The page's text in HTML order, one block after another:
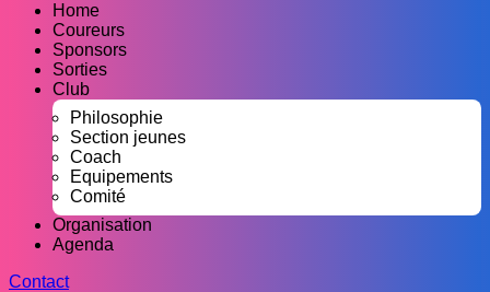
Home
Coureurs
Sponsors
Sorties
Club
Philosophie
Section jeunes
Coach
Equipements
Comité
Organisation
Agenda
Contact